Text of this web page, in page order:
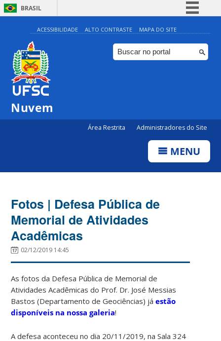
BRASIL
Simplifique!
Comunica BR
Participe
ACESSIBILIDADE ALTO CONTRASTE MAPA DO SITE
Nuvem
Área Restrita Administradores do Site
MENU
Fotos | Defesa Pública de
Memorial de Atividades
Acadêmicas
02/12/2019 14:45
As fotos da Defesa Pública de Memorial de
Atividades Acadêmicas do Prof. Dr. José Messias
Bastos (Departamento de Geociências) jáestão
disponíveis na nossa galeria!
A defesa aconteceu no dia 20/11/2019, na Sala 324